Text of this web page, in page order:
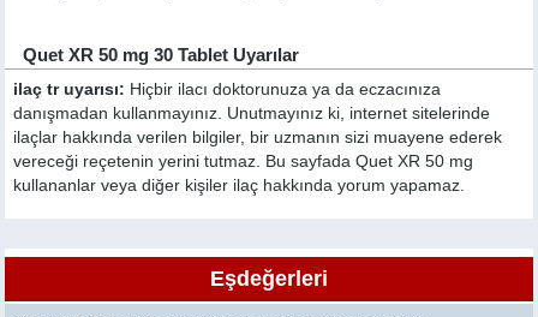
Quet XR 50 mg 30 Tablet Uyarılar
ilaç tr uyarısı: Hiçbir ilacı doktorunuza ya da eczacınıza
danışmadan kullanmayınız. Unutmayınız ki, internet sitelerinde
ilaçlar hakkında verilen bilgiler, bir uzmanın sizi muayene ederek
vereceği reçetenin yerini tutmaz. Bu sayfada Quet XR 50 mg
kullananlar veya diğer kişiler ilaç hakkında yorum yapamaz.
Eşdeğerleri